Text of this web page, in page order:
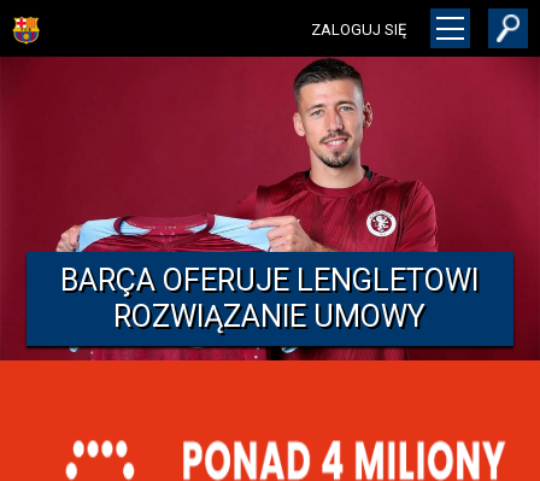
ZALOGUJ SIĘ
BARÇA OFERUJE LENGLETOWI
ROZWIĄZANIE UMOWY